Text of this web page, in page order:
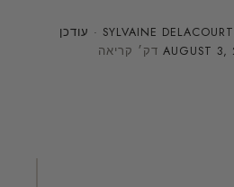
SYLVAINE · עודכן
AUGUST 3,